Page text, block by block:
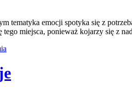
tematyka emocji spotyka się z
miejsca, ponieważ kojarzy się z